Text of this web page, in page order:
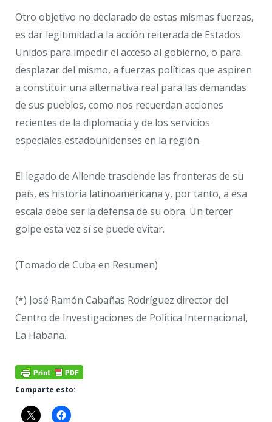
Otro objetivo no declarado de estas mismas fuerzas,
es dar legitimidad a la acción reiterada de Estados
Unidos para impedir el acceso al gobierno, o para
desplazar del mismo, a fuerzas políticas que aspiren
a constituir una alternativa real para las demandas
de sus pueblos, como nos recuerdan acciones
recientes de la diplomacia y de los servicios
especiales estadounidenses en la región.
El legado de Allende trasciende las fronteras de su
país, es historia latinoamericana y, por tanto, a esa
escala debe ser la defensa de su obra. Un tercer
golpe esta vez sí se puede evitar.
(Tomado de Cuba en Resumen)
(*) José Ramón Cabañas Rodríguez director del
Centro de Investigaciones de Politica Internacional,
La Habana.
Comparte esto: